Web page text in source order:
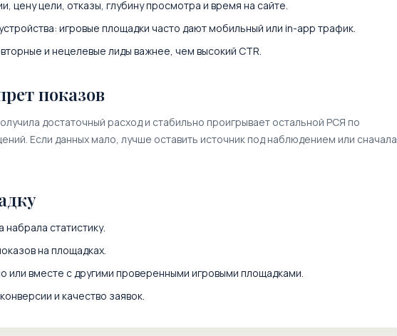
цену цели, отказы, глубину просмотра и время на сайте.
игровые площадки часто дают мобильный или in-app трафик.
и нецелевые лиды важнее, чем высокий CTR.
показов
достаточный расход и стабильно проигрывает остальной РСЯ по
Если данных мало, лучше оставить источник под наблюдением или сначала
статистику.
на площадках.
или вместе с другими проверенными игровыми площадками.
и качество заявок.